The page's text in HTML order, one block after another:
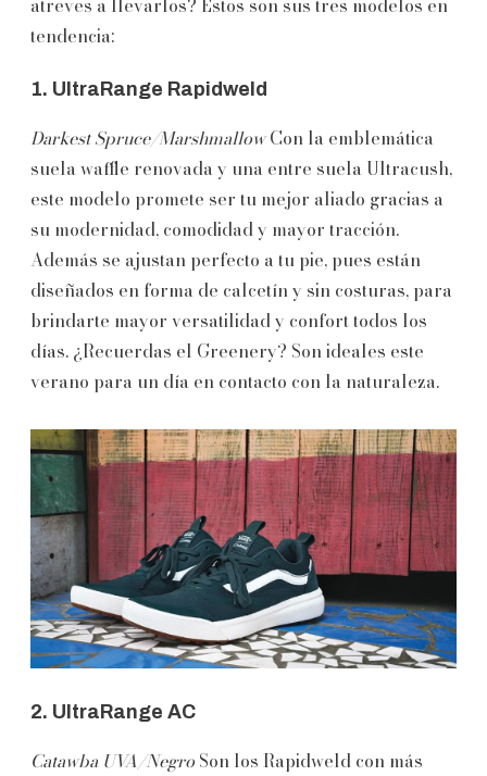
tendencia:
1. UltraRange Rapidweld
Darkest Spruce/MarshmallowCon la emblemática
suela waffle renovada y una entre suela Ultracush,
este modelo promete ser tu mejor aliado gracias a
su modernidad, comodidad y mayor tracción.
Además se ajustan perfecto a tu pie, pues están
diseñados en forma de calcetín y sin costuras, para
brindarte mayor versatilidad y confort todos los
días. ¿Recuerdas el Greenery? Son ideales este
verano para un día en contacto con la naturaleza.
2. UltraRange AC
Catawba UVA/NegroSon los Rapidweld con más